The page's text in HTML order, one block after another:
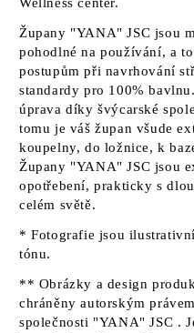
Župany "YANA" JSC jsou
pohodlné na používání, a
postupům při navrhování
standardy pro 100%
úprava díky švýcarské
tomu je váš župan všude
koupelny, do ložnice, k
Župany "YANA" JSC jsou
opotřebení, prakticky s
celém světě.
* Fotografie jsou
tónu.
** Obrázky a design
chráněny autorským
společnosti "YANA" JSC .